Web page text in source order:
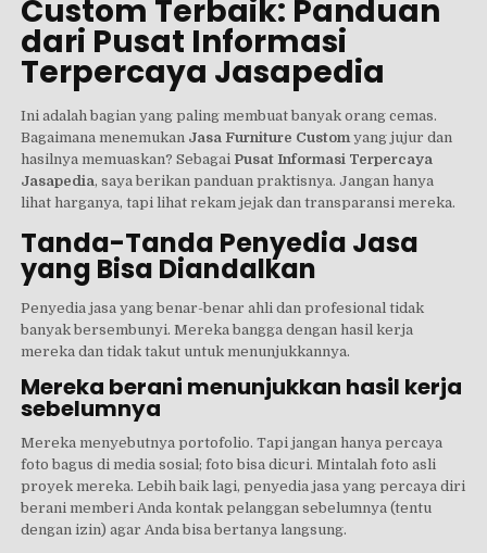
Custom Terbaik: Panduan
dari Pusat Informasi
Terpercaya Jasapedia
Ini adalah bagian yang paling membuat banyak orang cemas.
Bagaimana menemukan Jasa Furniture Customyang jujur dan
hasilnya memuaskan? Sebagai Pusat Informasi Terpercaya
Jasapedia, saya berikan panduan praktisnya. Jangan hanya
lihat harganya, tapi lihat rekam jejak dan transparansi mereka.
Tanda-Tanda Penyedia Jasa
yang Bisa Diandalkan
Penyedia jasa yang benar-benar ahli dan profesional tidak
banyak bersembunyi. Mereka bangga dengan hasil kerja
mereka dan tidak takut untuk menunjukkannya.
Mereka berani menunjukkan hasil kerja
sebelumnya
Mereka menyebutnya portofolio. Tapi jangan hanya percaya
foto bagus di media sosial; foto bisa dicuri. Mintalah foto asli
proyek mereka. Lebih baik lagi, penyedia jasa yang percaya diri
berani memberi Anda kontak pelanggan sebelumnya (tentu
dengan izin) agar Anda bisa bertanya langsung.